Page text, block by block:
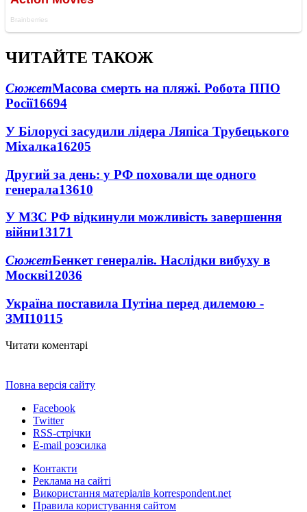
ЧИТАЙТЕ ТАКОЖ
СюжетМасова смерть на пляжі. Робота ППО
Росії16694
У Білорусі засудили лідера Ляпіса Трубецького
Міхалка16205
Другий за день: у РФ поховали ще одного
генерала13610
У МЗС РФ відкинули можливість завершення
війни13171
СюжетБенкет генералів. Наслідки вибуху в
Москві12036
Україна поставила Путіна перед дилемою -
ЗМІ10115
Читати коментарі
Повна версія сайту
Facebook
Twitter
RSS-стрічки
E-mail розсилка
Контакти
Реклама на сайті
Використання матеріалів korrespondent.net
Правила користування сайтом